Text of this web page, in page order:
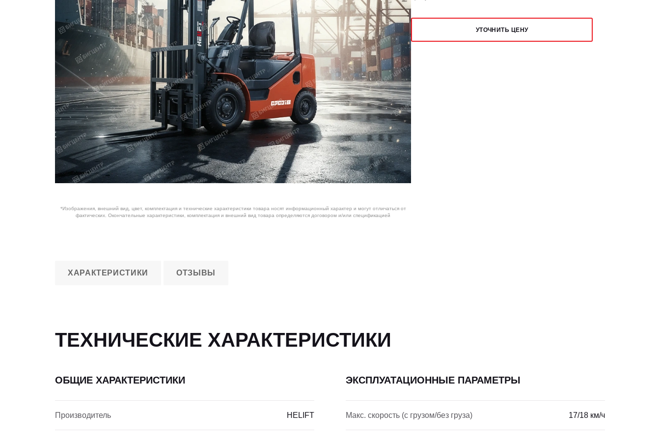
ОБОРУДОВАНИЕ
ЭЛЕКТРОСТАНЦИИ
ШИНЫ
ДВИГАТЕЛИ
КПП
КАБИНЫ
ЗАПЧАСТИ
ФИЛЬТРЫ
ГСМ
*Изображения, внешний вид, цвет, комплектация и технические характеристики товара носят информационный характер и могут отличаться от
фактических. Окончательные характеристики, комплектация и внешний вид товара определяются договором и/или спецификацией
УТОЧНИТЬ ЦЕНУ
ХАРАКТЕРИСТИКИ ОТЗЫВЫ
ТЕХНИЧЕСКИЕ ХАРАКТЕРИСТИКИ
ОБЩИЕ ХАРАКТЕРИСТИКИ
Производитель HELIFT
ЭКСПЛУАТАЦИОННЫЕ ПАРАМЕТРЫ
Макс. скорость (с грузом/без груза) 17/18 км/ч